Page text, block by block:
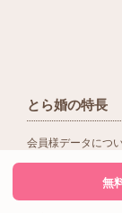
とら婚の特長
会員様データにつ
無